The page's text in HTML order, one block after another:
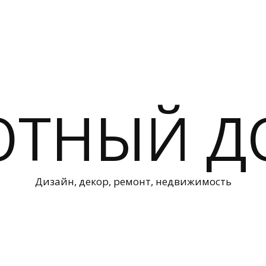
Дизайн, декор, ремонт, недвижимость